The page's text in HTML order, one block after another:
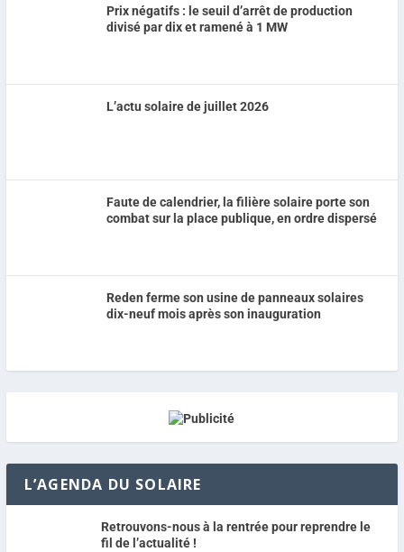
Prix négatifs : le seuil d’arrêt de production
divisé par dix et ramené à 1 MW
L’actu solaire de juillet 2026
Faute de calendrier, la filière solaire porte son
combat sur la place publique, en ordre dispersé
Reden ferme son usine de panneaux solaires
dix-neuf mois après son inauguration
L’AGENDA DU SOLAIRE
Retrouvons-nous à la rentrée pour reprendre le
fil de l’actualité !